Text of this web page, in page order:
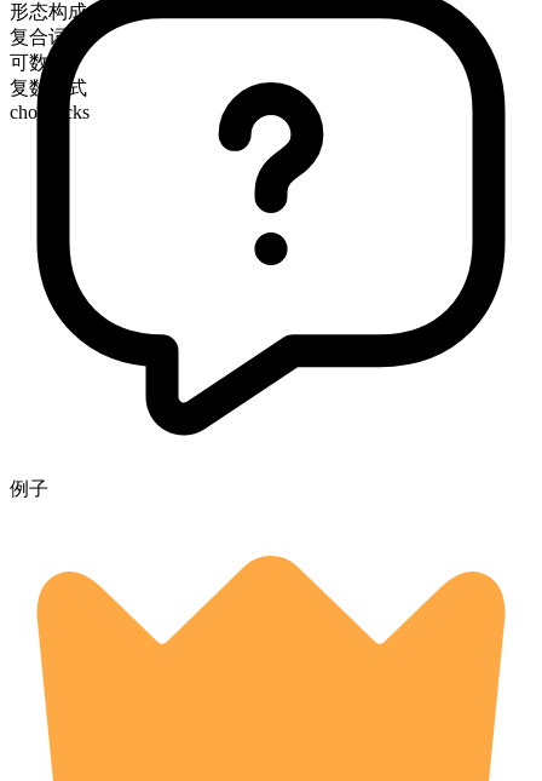
形态构成
复合词
可数
复数形式
chopsticks
例子